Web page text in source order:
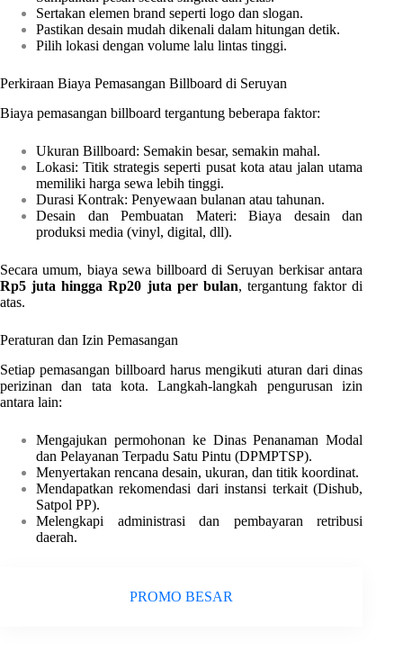
Sertakan elemen brand seperti logo dan slogan.
Pastikan desain mudah dikenali dalam hitungan detik.
Pilih lokasi dengan volume lalu lintas tinggi.
Perkiraan Biaya Pemasangan Billboard di Seruyan
Biaya pemasangan billboard tergantung beberapa faktor:
Ukuran Billboard: Semakin besar, semakin mahal.
Lokasi: Titik strategis seperti pusat kota atau jalan utama
memiliki harga sewa lebih tinggi.
Durasi Kontrak: Penyewaan bulanan atau tahunan.
Desain dan Pembuatan Materi: Biaya desain dan
produksi media (vinyl, digital, dll).
Secara umum, biaya sewa billboard di Seruyan berkisar antara
Rp5 juta hingga Rp20 juta per bulan, tergantung faktor di
atas.
Peraturan dan Izin Pemasangan
Setiap pemasangan billboard harus mengikuti aturan dari dinas
perizinan dan tata kota. Langkah-langkah pengurusan izin
antara lain:
Mengajukan permohonan ke Dinas Penanaman Modal
dan Pelayanan Terpadu Satu Pintu (DPMPTSP).
Menyertakan rencana desain, ukuran, dan titik koordinat.
Mendapatkan rekomendasi dari instansi terkait (Dishub,
Satpol PP).
Melengkapi administrasi dan pembayaran retribusi
daerah.
PROMO BESAR